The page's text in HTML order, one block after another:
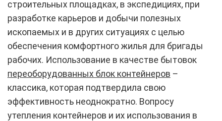
строительных площадках, в экспедициях, при
разработке карьеров и добычи полезных
ископаемых и в других ситуациях с целью
обеспечения комфортного жилья для бригады
рабочих. Использование в качестве бытовок
переоборудованных блок контейнеров –
классика, которая подтвердила свою
эффективность неоднократно. Вопросу
утепления контейнеров и их использования в